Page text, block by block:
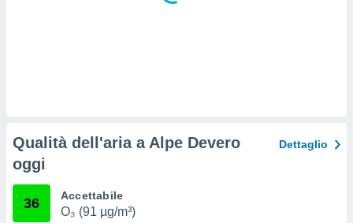
Qualità dell'aria a Alpe Devero
oggi
Dettaglio
36 Accettabile
O₃ (91 µg/m³)